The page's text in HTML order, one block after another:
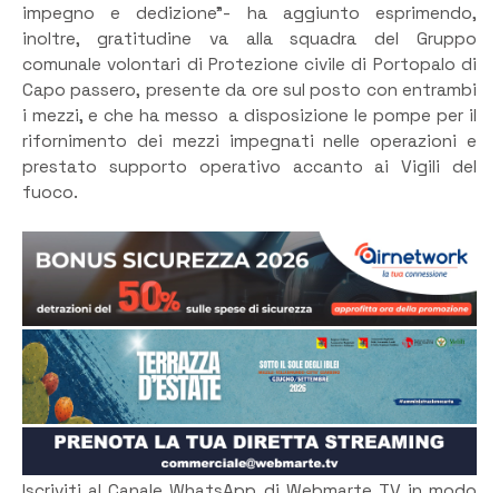
impegno e dedizione”- ha aggiunto esprimendo,
inoltre, gratitudine va alla squadra del Gruppo
comunale volontari di Protezione civile di Portopalo di
Capo passero, presente da ore sul posto con entrambi
i mezzi, e che ha messo a disposizione le pompe per il
rifornimento dei mezzi impegnati nelle operazioni e
prestato supporto operativo accanto ai Vigili del
fuoco.